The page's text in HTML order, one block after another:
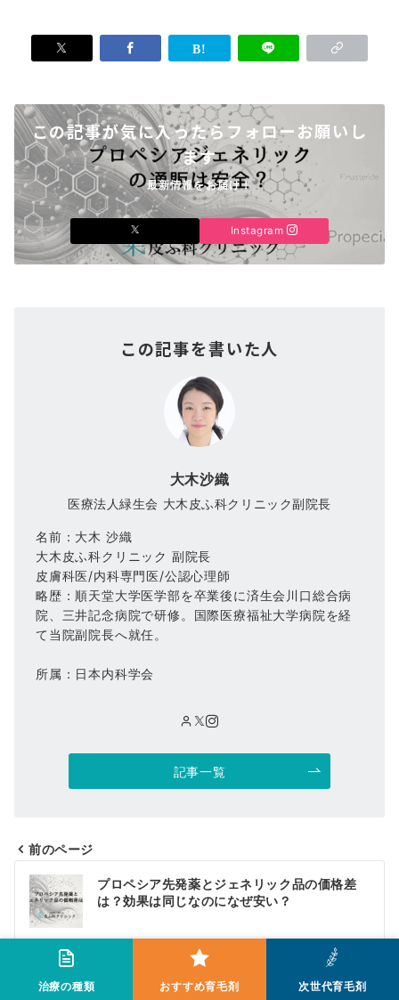
治療の種類 おすすめ育毛剤 次世代育毛剤
この記事が気に入ったらフォローお願いし
ます
最新情報をお届け！
Instagram
この記事を書いた人
大木沙織
医療法人緑生会 大木皮ふ科クリニック副院長
名前：大木 沙織
大木皮ふ科クリニック 副院長
皮膚科医/内科専門医/公認心理師
略歴：順天堂大学医学部を卒業後に済生会川口総合病
院、三井記念病院で研修。国際医療福祉大学病院を経
て当院副院長へ就任。
所属：日本内科学会
記事一覧
投
稿
ナ
前のページ
プロペシア先発薬とジェネリック品の価格差
は？効果は同じなのになぜ安い？
次のページ
プロペシアジェネリック、効かないのは使い方